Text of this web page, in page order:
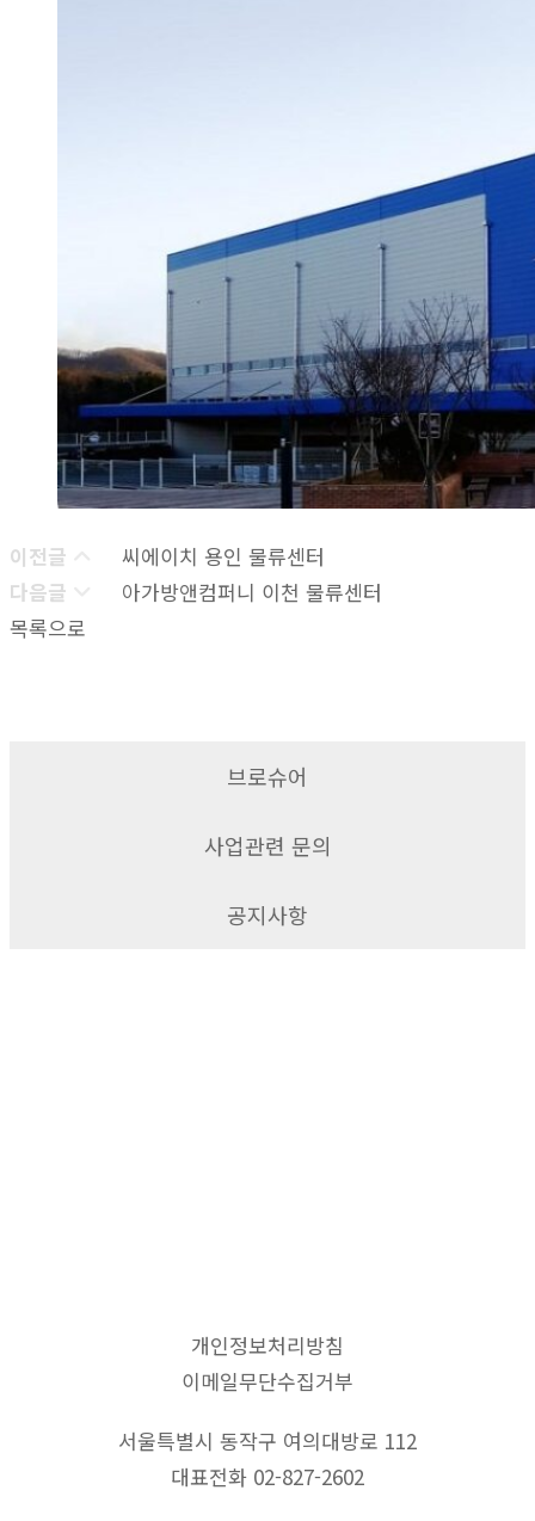
이전글
씨에이치 용인 물류센터
다음글
아가방앤컴퍼니 이천 물류센터
목록으로
브로슈어
사업관련 문의
공지사항
개인정보처리방침
이메일무단수집거부
서울특별시 동작구 여의대방로 112
대표전화 02-827-2602